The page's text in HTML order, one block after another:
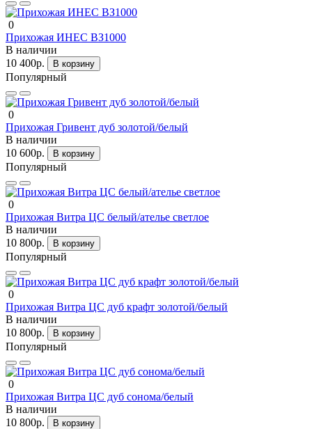
0
Прихожая ИНЕС ВЗ1000
В наличии
10 400р.
В корзину
Популярный
0
Прихожая Гривент дуб золотой/белый
В наличии
10 600р.
В корзину
Популярный
0
Прихожая Витра ЦС белый/ателье светлое
В наличии
10 800р.
В корзину
Популярный
0
Прихожая Витра ЦС дуб крафт золотой/белый
В наличии
10 800р.
В корзину
Популярный
0
Прихожая Витра ЦС дуб сонома/белый
В наличии
10 800р.
В корзину